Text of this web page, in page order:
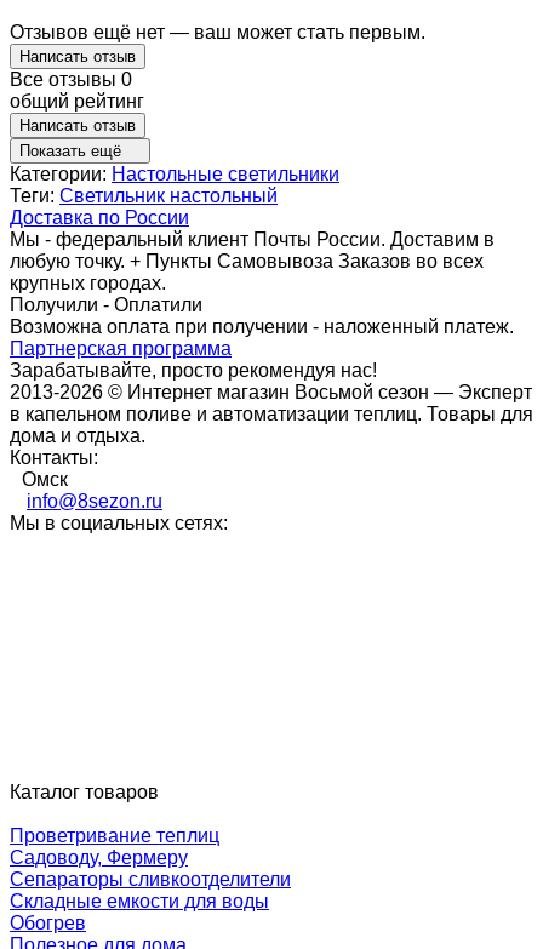
Отзывов ещё нет — ваш может стать первым.
Написать отзыв
Все отзывы 0
общий рейтинг
Написать отзыв
Показать ещё
Категории: Настольные светильники
Теги: Светильник настольный
Доставка по России
Мы - федеральный клиент Почты России. Доставим в
любую точку. + Пункты Самовывоза Заказов во всех
крупных городах.
Получили - Оплатили
Возможна оплата при получении - наложенный платеж.
Партнерская программа
Зарабатывайте, просто рекомендуя нас!
2013-2026 © Интернет магазин Восьмой сезон — Эксперт
в капельном поливе и автоматизации теплиц. Товары для
дома и отдыха.
Контакты:
Омск
info@8sezon.ru
Мы в социальных сетях:
Каталог товаров
Проветривание теплиц
Садоводу, Фермеру
Сепараторы сливкоотделители
Складные емкости для воды
Обогрев
Полезное для дома